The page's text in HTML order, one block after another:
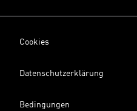
Cookies
Datenschutzerklärung
Bedingungen